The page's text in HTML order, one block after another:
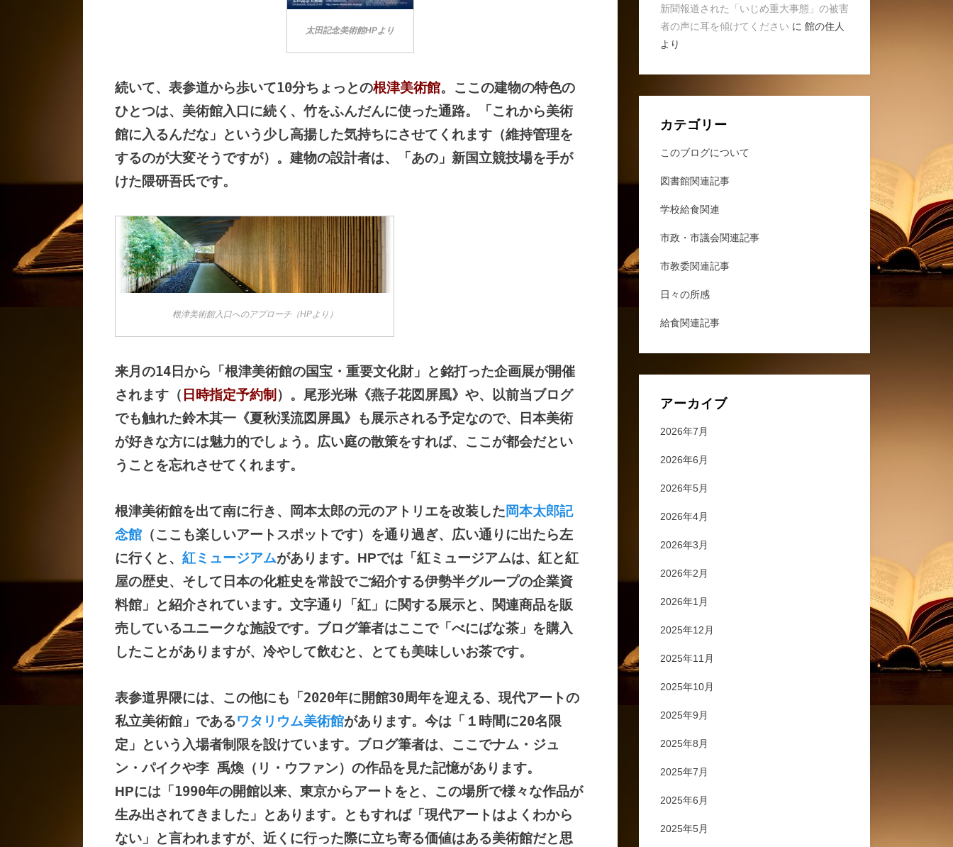
太田記念美術館HPより
続いて、表参道から歩いて10分ちょっとの根津美術館。ここの建物の特色の
ひとつは、美術館入口に続く、竹をふんだんに使った通路。「これから美術
館に入るんだな」という少し高揚した気持ちにさせてくれます（維持管理を
するのが大変そうですが）。建物の設計者は、「あの」新国立競技場を手が
けた隈研吾氏です。
根津美術館入口へのアプローチ（HPより）
来月の14日から「根津美術館の国宝・重要文化財」と銘打った企画展が開催
されます（ 日時指定予約制 ）。尾形光琳《燕子花図屏風》や、以前当ブログ
でも触れた鈴木其一《夏秋渓流図屏風》も展示される予定なので、日本美術
が好きな方には魅力的でしょう。広い庭の散策をすれば、ここが都会だとい
うことを忘れさせてくれます。
根津美術館を出て南に行き、岡本太郎の元のアトリエを改装した 岡本太郎記
念館 （ここも楽しいアートスポットです）を通り過ぎ、広い通りに出たら左
に行くと、 紅ミュージアムがあります。 HPでは「 紅ミュージアムは、紅と紅
屋の歴史、そして日本の化粧史を常設でご紹介する伊勢半グループの企業資
料館」と紹介されています。文字通り「紅」に関する展示と、関連商品を販
売しているユニークな施設です。ブログ筆者はここで「べにばな茶」を購入
したことがありますが、冷やして飲むと、とても美味しいお茶です。
表参道界隈には、この他にも「2020年に開館30周年を迎える、現代アートの
私立美術館」であるワタリウム美術館があります。今は「１時間に20名限
定」という入場者制限を設けています。ブログ筆者は、ここでナム・ジュ
ン・パイクや李 禹煥（リ・ウファン）の作品を見た記憶があります。
HPには「1990年の開館以来、東京からアートをと、この場所で様々な作品が
生み出されてきました」とあります。ともすれば「現代アートはよくわから
ない」と言われますが、近くに行った際に立ち寄る価値はある美術館だと思
新聞報道された「いじめ重大事態」の被害
者の声に耳を傾けてください に 館の住人
より
カテゴリー
このブログについて
図書館関連記事
学校給食関連
市政・市議会関連記事
市教委関連記事
日々の所感
給食関連記事
アーカイブ
2026年7月
2026年6月
2026年5月
2026年4月
2026年3月
2026年2月
2026年1月
2025年12月
2025年11月
2025年10月
2025年9月
2025年8月
2025年7月
2025年6月
2025年5月